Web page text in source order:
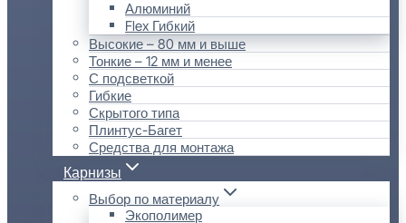
Алюминий
Flex Гибкий
Высокие – 80 мм и выше
Тонкие – 12 мм и менее
С подсветкой
Гибкие
Скрытого типа
Плинтус-Багет
Средства для монтажа
Карнизы
Выбор по материалу
Экополимер